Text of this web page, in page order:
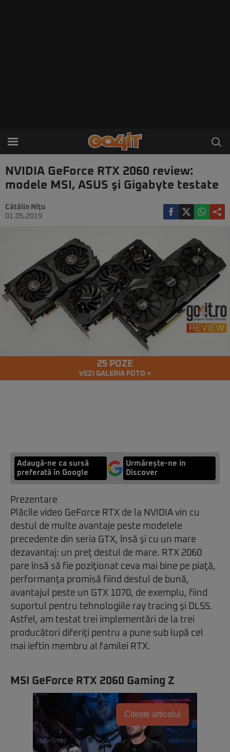
NVIDIA GeForce RTX 2060 review:
modele MSI, ASUS şi Gigabyte testate
Cătălin Niţu
01.05.2019
25 POZE
VEZI GALERIA FOTO »
Adaugă-ne ca sursă
preferată în Google
Urmărește-ne in
Discover
Prezentare
Plăcile video GeForce RTX de la NVIDIA vin cu
destul de multe avantaje peste modelele
precedente din seria GTX, însă şi cu un mare
dezavantaj: un preţ destul de mare. RTX 2060
pare însă să fie poziţionat ceva mai bine pe piaţă,
performanţa promisă fiind destul de bună,
avantajul peste un GTX 1070, de exemplu, fiind
suportul pentru tehnologiile ray tracing şi DLSS.
Astfel, am testat trei implementări de la trei
producători diferiţi pentru a pune sub lupă cel
mai ieftin membru al familei RTX.
MSI GeForce RTX 2060 Gaming Z
Citește articolul